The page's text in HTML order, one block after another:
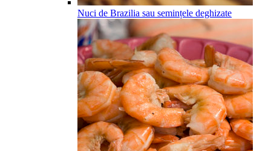
Nuci de Brazilia sau semințele deghizate